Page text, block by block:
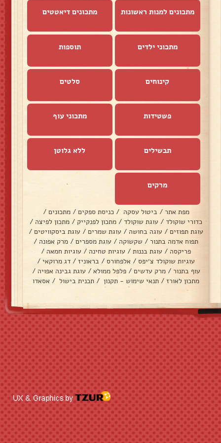
מתכונים למנות ראשונות מתכונים דיאטטים
מתכוני ילדים תוספות
קינוחים סלטים
פשטידות מתכוני עוף
תבשילים ללא גלוטן
מרקים
מפת אתר / ביטול עסקה / כניסת ספקים / מתכונים /
כדורי שוקולד / עוגת שוקולד / מתכון לפנקייק / מתכון לפיצה /
עוגת תפוזים / עוגה בחושה / עוגת שמרים / עוגת ביסקוויטים /
תפוח אדמה בתנור / שקשוקה / עוגת מספרים / מרק אפונה /
פריקסה / עוגת בננות / עוגיות טחינה / עוגיות חמאה /
עוגיות שוקולד צ׳יפס / אלפחורס / בראוניז / דג מרוקאי /
עוף בתנור / מרק עדשים / פלפל ממולא / עוגת גבינה אפויה /
מתכון לאורז / תנאי שימוש - תקנון / תכנית בישול / אסאדו